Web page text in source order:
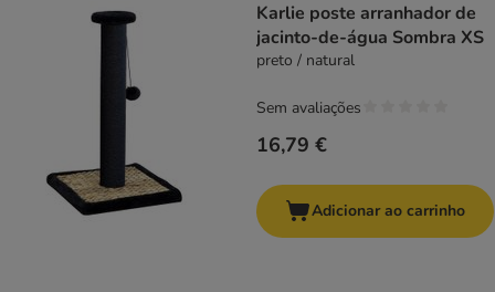
Karlie poste arranhador de
jacinto-de-água Sombra XS
preto / natural
16,79 €
Sem avaliações
Adicionar ao carrinho